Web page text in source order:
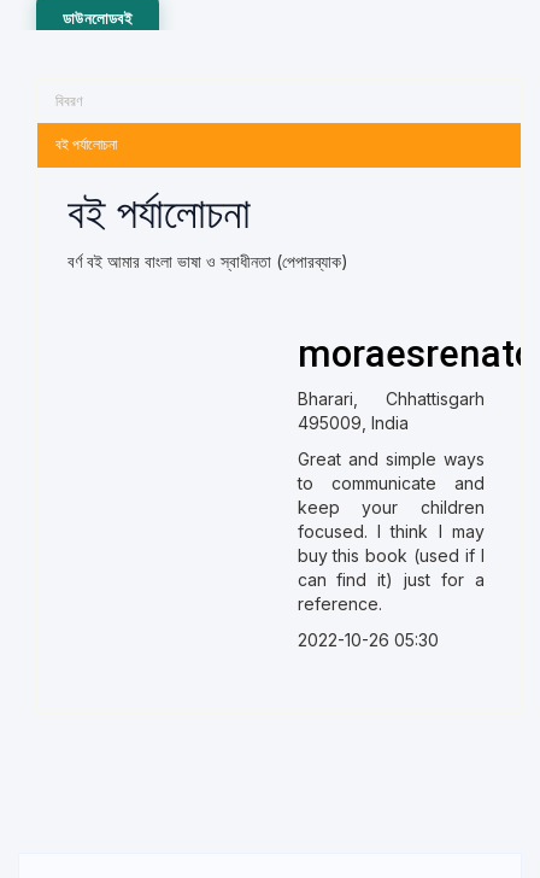
ডাউনলোডবই
বিবরণ
বই পর্যালোচনা
বই পর্যালোচনা
বর্ণ বই আমার বাংলা ভাষা ও স্বাধীনতা (পেপারব্যাক)
moraesrenato
Bharari, Chhattisgarh
495009, India
Great and simple ways
to communicate and
keep your children
focused. I think I may
buy this book (used if I
can find it) just for a
reference.
2022-10-26 05:30